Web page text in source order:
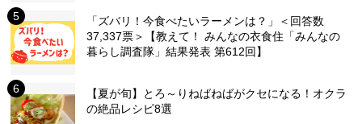
「ズバリ！今食べたいラーメンは？」＜回答数
37,337票＞【教えて！ みんなの衣食住「みんなの
暮らし調査隊」結果発表 第612回】
【夏が旬】とろ～りねばねばがクセになる！オクラ
の絶品レシピ8選